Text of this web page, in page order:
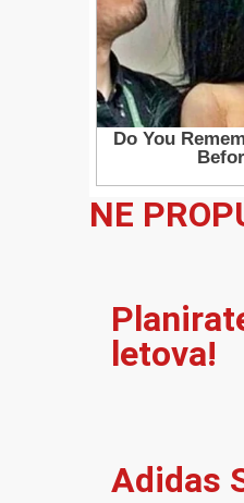
NE
letova!
Adidas